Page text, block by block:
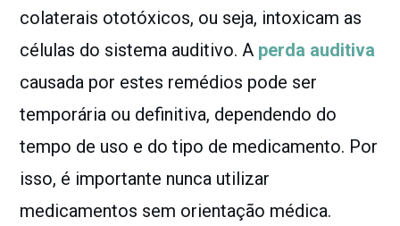
colaterais ototóxicos, ou seja, intoxicam as
células do sistema auditivo. A perda auditiva
causada por estes remédios pode ser
temporária ou definitiva, dependendo do
tempo de uso e do tipo de medicamento. Por
isso, é importante nunca utilizar
medicamentos sem orientação médica.